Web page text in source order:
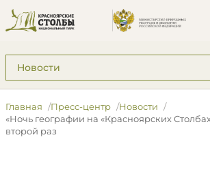
Подразделы: Пресс-центр
Главная Пресс-центр
Новости
«Ночь географии на «Красноярских
второй раз